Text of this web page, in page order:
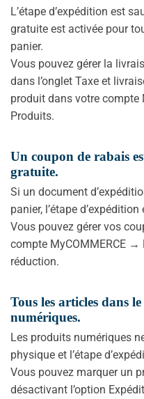
L’étape d’expédition est
gratuite est activée pour
panier.
Vous pouvez gérer la
dans l’onglet Taxe et
produit dans votre
Produits.
Un coupon de rabais
gratuite.
Si un document
panier, l’étape
Vous pouvez gérer vos
compte MyCOMMERCE
réduction.
Tous les articles dans
numériques.
Les produits numériques
physique et l’étape
Vous pouvez marquer un
désactivant l’option